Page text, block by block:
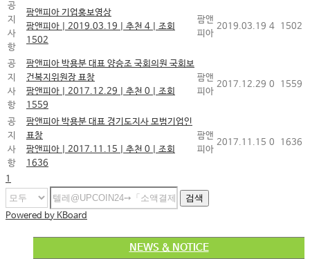
공
지
사
항
팜앤피아 기업홍보영상
팜앤피아
2019.03.19 추천 4
조회
1502
팜앤
피아
2019.03.19 4 1502
공
지
사
항
팜앤피아 박용분 대표 양승조 국회의원 국회보
건복지위원장 표창
팜앤피아
2017.12.29 추천 0
조회
1559
팜앤
피아
2017.12.29 0 1559
공
지
사
항
팜앤피아 박용분 대표 경기도지사 모범기업인
표창
팜앤피아
2017.11.15 추천 0
조회
1636
팜앤
피아
2017.11.15 0 1636
1
검색
Powered by KBoard
NEWS & NOTICE